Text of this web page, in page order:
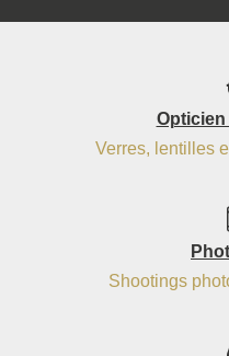
Verres, lentilles
Shootings